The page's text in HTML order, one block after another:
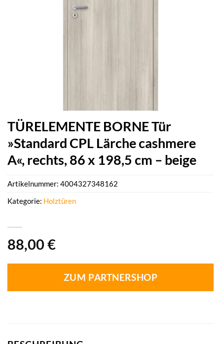
TÜRELEMENTE BORNE Tür
»Standard CPL Lärche cashmere
A«, rechts, 86 x 198,5 cm – beige
88,00 €
ZUM PARTNERSHOP
Artikelnummer: 4004327348162
Kategorie: Holztüren